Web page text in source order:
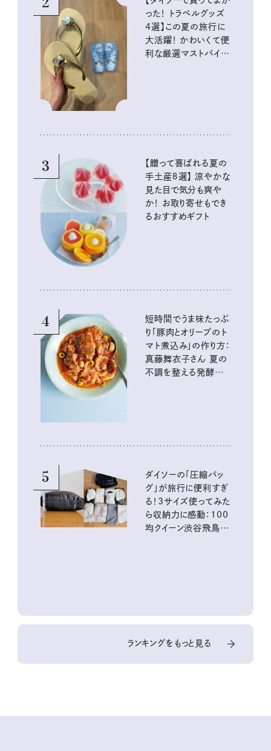
った！ トラベルグッズ
4選】この夏の旅行に
大活躍！ かわいくて便
利な厳選マストバイア
3
【贈って喜ばれる夏の
手土産８選】 涼やかな
見た目で気分も爽や
か！ お取り寄せもでき
るおすすめギフト
4
短時間でうま味たっぷ
り「豚肉とオリーブのト
マト煮込み」の作り方：
真藤舞衣子さん 夏の
不調を整える発酵レ
5
ダイソーの「圧縮バッ
グ」が旅行に便利すぎ
る！3サイズ使ってみた
ら収納力に感動：100
均クイーン渋谷飛鳥の
ランキングをもっと見る